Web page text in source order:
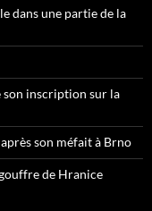
dans une partie de la
son inscription sur la
son méfait à Brno
de Hranice